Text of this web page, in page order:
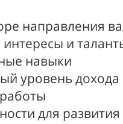
направления
и
навыки
уровень дохода
для развития